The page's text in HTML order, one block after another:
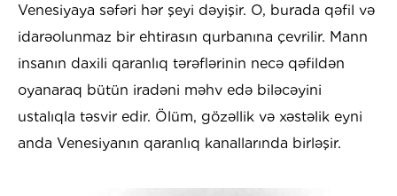
Venesiyaya səfəri hər şeyi dəyişir. O, burada qəfil və
idarəolunmaz bir ehtirasın qurbanına çevrilir. Mann
insanın daxili qaranlıq tərəflərinin necə qəfildən
oyanaraq bütün iradəni məhv edə biləcəyini
ustalıqla təsvir edir. Ölüm, gözəllik və xəstəlik eyni
anda Venesiyanın qaranlıq kanallarında birləşir.